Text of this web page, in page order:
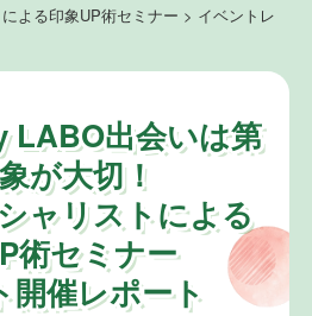
よる印象UP術セミナー > イベントレ
LABO出会いは第
が大切！
ャリストによる
術セミナー
開催レポート